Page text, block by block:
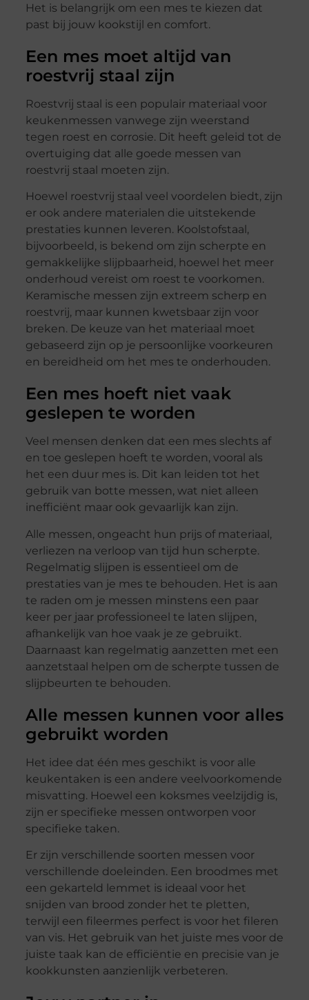
Het is belangrijk om een mes te kiezen dat
past bij jouw kookstijl en comfort.
Een mes moet altijd van
roestvrij staal zijn
Roestvrij staal is een populair materiaal voor
keukenmessen vanwege zijn weerstand
tegen roest en corrosie. Dit heeft geleid tot de
overtuiging dat alle goede messen van
roestvrij staal moeten zijn.
Hoewel roestvrij staal veel voordelen biedt, zijn
er ook andere materialen die uitstekende
prestaties kunnen leveren. Koolstofstaal,
bijvoorbeeld, is bekend om zijn scherpte en
gemakkelijke slijpbaarheid, hoewel het meer
onderhoud vereist om roest te voorkomen.
Keramische messen zijn extreem scherp en
roestvrij, maar kunnen kwetsbaar zijn voor
breken. De keuze van het materiaal moet
gebaseerd zijn op je persoonlijke voorkeuren
en bereidheid om het mes te onderhouden.
Een mes hoeft niet vaak
geslepen te worden
Veel mensen denken dat een mes slechts af
en toe geslepen hoeft te worden, vooral als
het een duur mes is. Dit kan leiden tot het
gebruik van botte messen, wat niet alleen
inefficiënt maar ook gevaarlijk kan zijn.
Alle messen, ongeacht hun prijs of materiaal,
verliezen na verloop van tijd hun scherpte.
Regelmatig slijpen is essentieel om de
prestaties van je mes te behouden. Het is aan
te raden om je messen minstens een paar
keer per jaar professioneel te laten slijpen,
afhankelijk van hoe vaak je ze gebruikt.
Daarnaast kan regelmatig aanzetten met een
aanzetstaal helpen om de scherpte tussen de
slijpbeurten te behouden.
Alle messen kunnen voor alles
gebruikt worden
Het idee dat één mes geschikt is voor alle
keukentaken is een andere veelvoorkomende
misvatting. Hoewel een koksmes veelzijdig is,
zijn er specifieke messen ontworpen voor
specifieke taken.
Er zijn verschillende soorten messen voor
verschillende doeleinden. Een broodmes met
een gekarteld lemmet is ideaal voor het
snijden van brood zonder het te pletten,
terwijl een fileermes perfect is voor het fileren
van vis. Het gebruik van het juiste mes voor de
juiste taak kan de efficiëntie en precisie van je
kookkunsten aanzienlijk verbeteren.